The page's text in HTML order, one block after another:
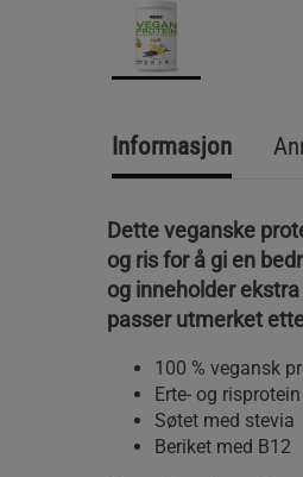
Informasjon
Dette veganske
og ris for å gi en
og inneholder
passer utmerket
100 % vegansk
Erte- og risprotein
Søtet med stevia
Beriket med B12